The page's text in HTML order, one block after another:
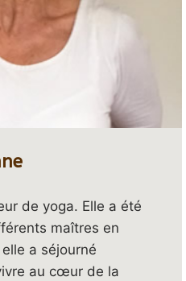
de yoga. Elle a été
maîtres en
a séjourné
au cœur de la